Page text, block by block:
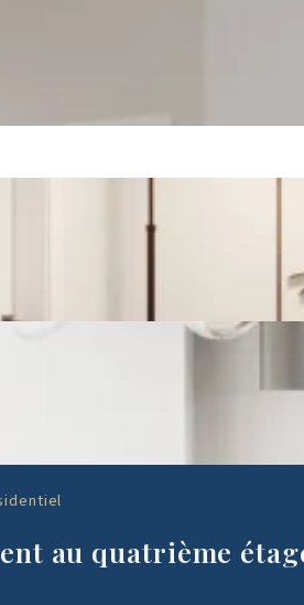
au quatrième